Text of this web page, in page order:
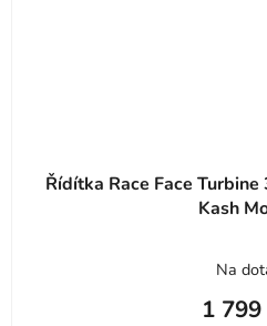
Řídítka Race Face
Kash
Na
1